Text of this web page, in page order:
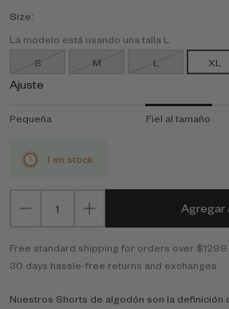
Size:
La modelo está usando una talla L
S
M L XL
Ajuste
Pequeña Fiel al tamaño
1 en stock
Agregar
Free standard shipping for orders over $1299
30 days hassle-free returns and exchanges
Nuestros Shorts de algodón son la definición